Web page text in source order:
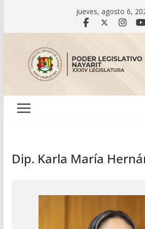
contenido
jueves, agosto 6,
Dip. Karla María